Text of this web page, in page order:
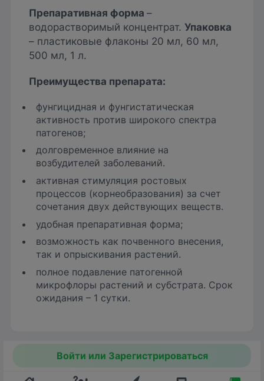
Препаративная форма–
водорастворимый концентрат. Упаковка
– пластиковые флаконы 20 мл, 60 мл,
500 мл, 1 л.
Преимущества препарата:
фунгицидная и фунгистатическая
активность против широкого спектра
патогенов;
долговременное влияние на
возбудителей заболеваний.
активная стимуляция ростовых
процессов (корнеобразования) за счет
сочетания двух действующих веществ.
удобная препаративная форма;
возможность как почвенного внесения,
так и опрыскивания растений.
полное подавление патогенной
микрофлоры растений и субстрата. Срок
ожидания – 1 сутки.
Войти или Зарегистрироваться